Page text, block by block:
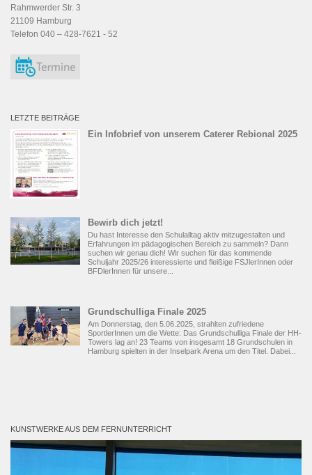
Rahmwerder Str. 3
21109 Hamburg
Telefon 040 – 428-7621 - 52
LETZTE BEITRÄGE
Ein Infobrief von unserem Caterer Rebional 2025
Bewirb dich jetzt!
Du hast Interesse den Schulalltag aktiv mitzugestalten und
Erfahrungen im pädagogischen Bereich zu sammeln? Dann
suchen wir genau dich! Wir suchen für das kommende
Schuljahr 2025/26 interessierte und fleißige FSJlerInnen oder
BFDlerInnen für unsere...
Grundschulliga Finale 2025
Am Donnerstag, den 5.06.2025, strahlten zufriedene
SportlerInnen um die Wette: Das Grundschulliga Finale der HH-
Towers lag an! 23 Teams von insgesamt 18 Grundschulen in
Hamburg spielten in der Inselpark Arena um den Titel. Dabei...
KUNSTWERKE AUS DEM FERNUNTERRICHT